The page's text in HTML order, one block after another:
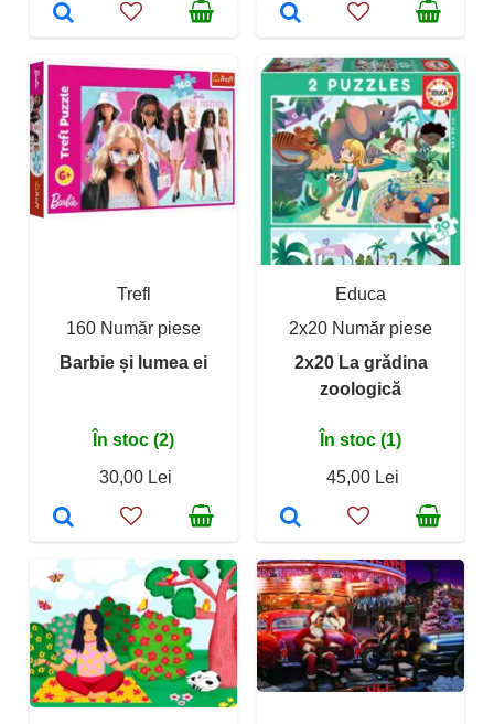
Trefl
160 Număr piese
Barbie și lumea ei
În stoc (2)
30,00 Lei
Educa
2x20 Număr piese
2x20 La grădina
zoologică
În stoc (1)
45,00 Lei